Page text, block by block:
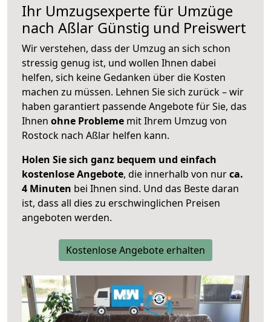
Ihr Umzugsexperte für Umzüge
nach Aßlar Günstig und Preiswert
Wir verstehen, dass der Umzug an sich schon
stressig genug ist, und wollen Ihnen dabei
helfen, sich keine Gedanken über die Kosten
machen zu müssen. Lehnen Sie sich zurück – wir
haben garantiert passende Angebote für Sie, das
Ihnen ohne Probleme mit Ihrem Umzug von
Rostock nach Aßlar helfen kann.
Holen Sie sich ganz bequem und einfach
kostenlose Angebote, die innerhalb von nurca.
4 Minuten bei Ihnen sind. Und das Beste daran
ist, dass all dies zu erschwinglichen Preisen
angeboten werden.
Kostenlose Angebote erhalten